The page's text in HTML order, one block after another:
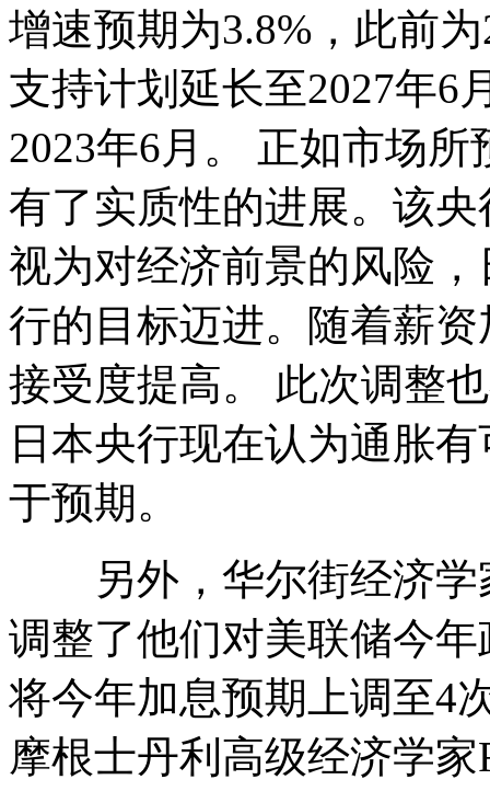
增速预期为3.8%，此前
支持计划延长至2027年6
2023年6月。 正如市场
有了实质性的进展。该
视为对经济前景的风险
行的目标迈进。随着薪
接受度提高。 此次调整
日本央行现在认为通胀
于预期。
另外，华尔街经济学
调整了他们对美联储今
将今年加息预期上调至4
摩根士丹利高级经济学家